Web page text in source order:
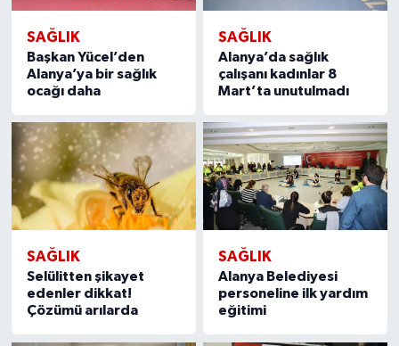
SAĞLIK
Başkan Yücel’den
Alanya’ya bir sağlık
ocağı daha
SAĞLIK
Alanya’da sağlık
çalışanı kadınlar 8
Mart’ta unutulmadı
SAĞLIK
Selülitten şikayet
edenler dikkat!
Çözümü arılarda
SAĞLIK
Alanya Belediyesi
personeline ilk yardım
eğitimi